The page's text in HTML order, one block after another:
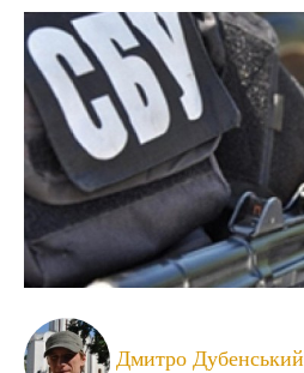
Дмитро Дубенський